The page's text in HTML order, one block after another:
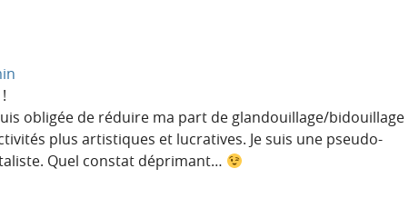
obligée de réduire ma part de glandouillage/bidouillage
plus artistiques et lucratives. Je suis une pseudo-
Quel constat déprimant…